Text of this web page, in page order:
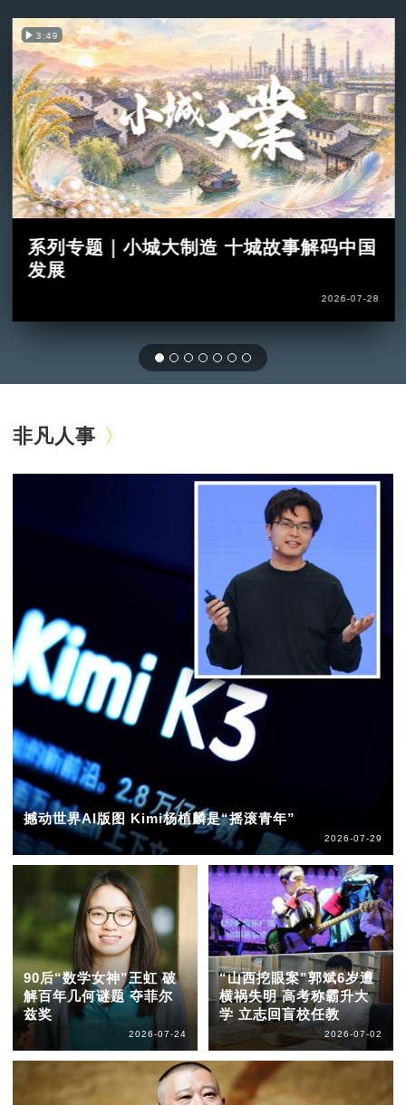
3:49
系列专题｜小城大制造 十城故事解码中国
发展
2026-07-28
非凡人事
撼动世界AI版图 Kimi杨植麟是“摇滚青年”
2026-07-29
90后“数学女神”王虹 破
解百年几何谜题 夺菲尔
兹奖
2026-07-24
“山西挖眼案”郭斌6岁遭
横祸失明 高考称霸升大
学 立志回盲校任教
2026-07-02